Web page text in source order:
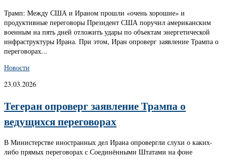
Трамп: Между США и Ираном прошли «очень хорошие» и
продуктивные переговоры Президент США поручил американским
военным на пять дней отложить удары по объектам энергетической
инфраструктуры Ирана. При этом, Иран опроверг заявление Трампа о
переговорах...
Новости
23.03.2026
Тегеран опроверг заявление Трампа о
ведущихся переговорах
В Министерстве иностранных дел Ирана опровергли слухи о каких-
либо прямых переговорах с Соединёнными Штатами на фоне